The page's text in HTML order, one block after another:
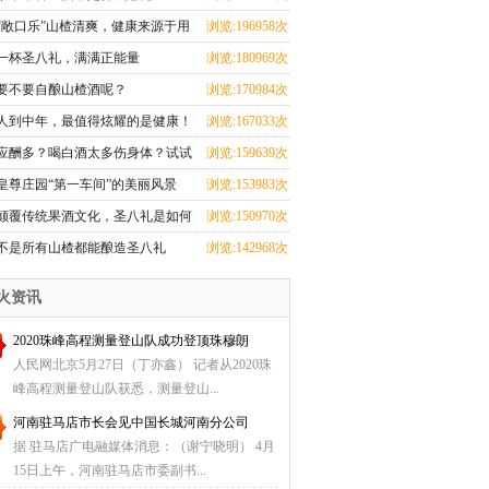
敞口乐”山楂清爽，健康来源于用
浏览:196958次
杯圣八礼，满满正能量 浏览:180969次
不要自酿山楂酒呢？ 浏览:170984次
到中年，最值得炫耀的是健康！ 浏览:167033次
酬多？喝白酒太多伤身体？试试
这个吧！
浏览:159639次
尊庄园“第一车间”的美丽风景 浏览:153983次
覆传统果酒文化，圣八礼是如何
到的？
浏览:150970次
是所有山楂都能酿造圣八礼 浏览:142968次
资讯
2020珠峰高程测量登山队成功登顶珠穆朗
人民网北京5月27日（丁亦鑫） 记者从2020珠
峰高程测量登山队获悉，测量登山...
河南驻马店市长会见中国长城河南分公司
据 驻马店广电融媒体消息：（谢宁晓明） 4月
15日上午，河南驻马店市委副书...